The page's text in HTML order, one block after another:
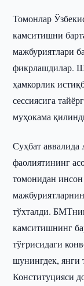
Томонлар
камситишни
мажбуриятлари
фикрлашдилар.
ҳамкорлик
сессиясига
муҳокама
Суҳбат
фаолиятининг
томонидан инсон
тўхталди.
камситишнинг
тўғрисидаги
шунингдек, янги
Конституцияси